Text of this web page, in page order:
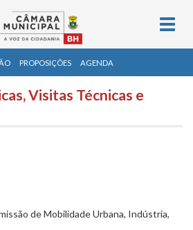
PROPOSIÇÕES AGENDA
Visitas Técnicas e
de Mobilidade Urbana, Indústria,